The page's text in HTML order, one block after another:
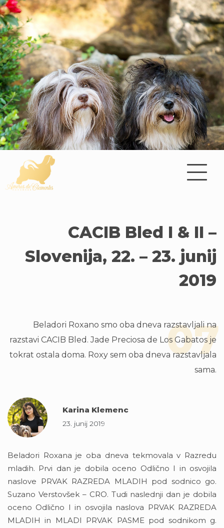
CACIB Bled I & II –
Slovenija, 22. – 23. junij
2019
Beladori Roxano smo oba dneva razstavljali na
razstavi CACIB Bled. Jade Preciosa de Los Gabatos je
tokrat ostala doma. Roxy sem oba dneva razstavljala
sama.
07
Karina Klemenc
23. junij 2019
Beladori Roxana je oba dneva tekmovala v Razredu
mladih. Prvi dan je dobila oceno Odlično I in osvojila
naslove PRVAK RAZREDA MLADIH pod sodnico go.
Suzano Verstovšek – CRO. Tudi naslednji dan je dobila
oceno Odlično I in osvojila naslova PRVAK RAZREDA
MLADIH in MLADI PRVAK PASME pod sodnikom g.